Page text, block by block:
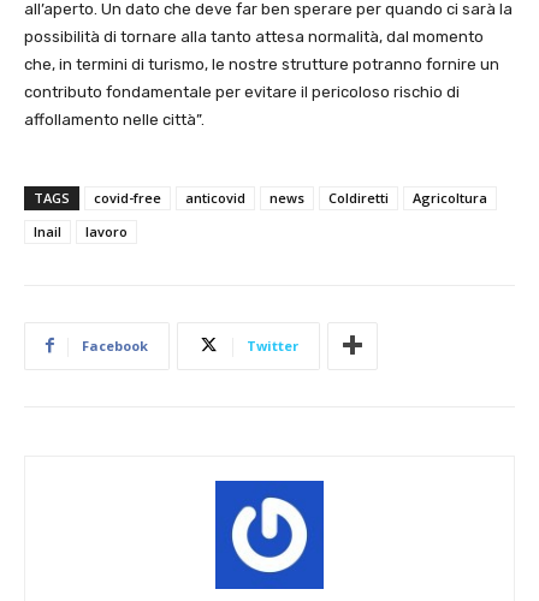
all’aperto. Un dato che deve far ben sperare per quando ci sarà la
possibilità di tornare alla tanto attesa normalità, dal momento
che, in termini di turismo, le nostre strutture potranno fornire un
contributo fondamentale per evitare il pericoloso rischio di
affollamento nelle città”.
TAGS covid-free anticovid news Coldiretti
Agricoltura
Inail
lavoro
Facebook Twitter